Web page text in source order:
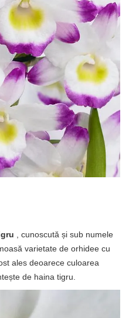
, cunoscută și sub numele
varietate de orhidee cu
ales deoarece culoarea
de haina tigru.